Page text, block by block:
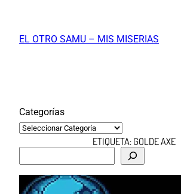
contenido
EL OTRO SAMU – MIS MISERIAS
Categorías
ETIQUETA:GOLDE AXE